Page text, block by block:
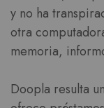
y no ha
otra
memoria,
Doopla resulta